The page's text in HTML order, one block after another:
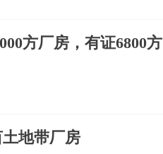
方厂房，有证6800方
地带厂房